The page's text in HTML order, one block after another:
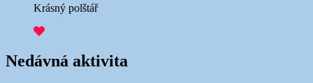
Krásný polštář
Nedávná aktivita